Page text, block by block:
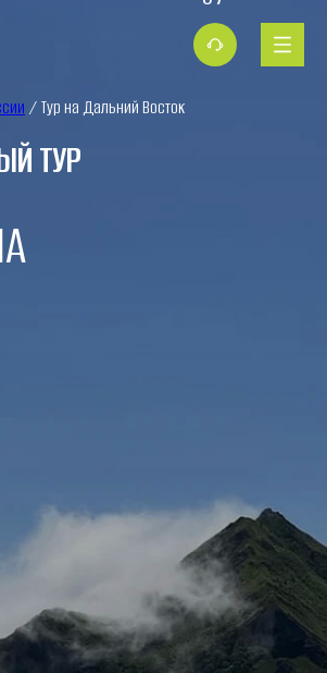
ТУР
/ Тур на Дальний Восток